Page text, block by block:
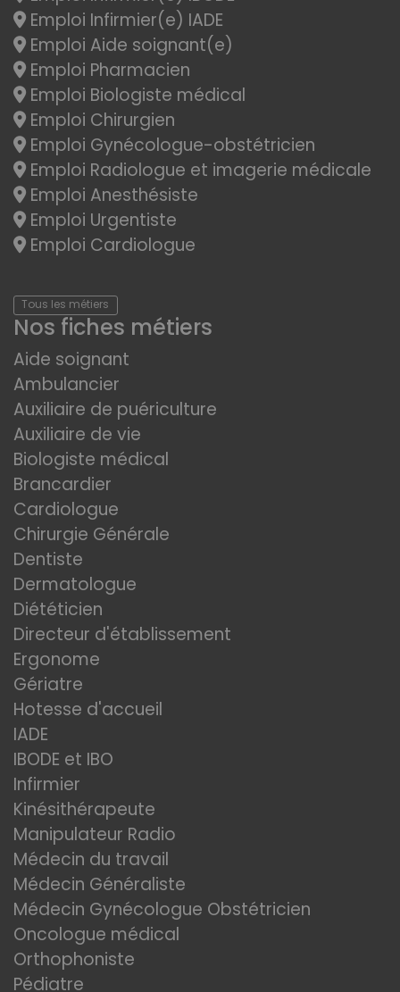
Emploi Infirmier(e) IADE
Emploi Aide soignant(e)
Emploi Pharmacien
Emploi Biologiste médical
Emploi Chirurgien
Emploi Gynécologue-obstétricien
Emploi Radiologue et imagerie médicale
Emploi Anesthésiste
Emploi Urgentiste
Emploi Cardiologue
Tous les métiers
Nos fiches métiers
Aide soignant
Ambulancier
Auxiliaire de puériculture
Auxiliaire de vie
Biologiste médical
Brancardier
Cardiologue
Chirurgie Générale
Dentiste
Dermatologue
Diététicien
Directeur d'établissement
Ergonome
Gériatre
Hotesse d'accueil
IADE
IBODE et IBO
Infirmier
Kinésithérapeute
Manipulateur Radio
Médecin du travail
Médecin Généraliste
Médecin Gynécologue Obstétricien
Oncologue médical
Orthophoniste
Pédiatre